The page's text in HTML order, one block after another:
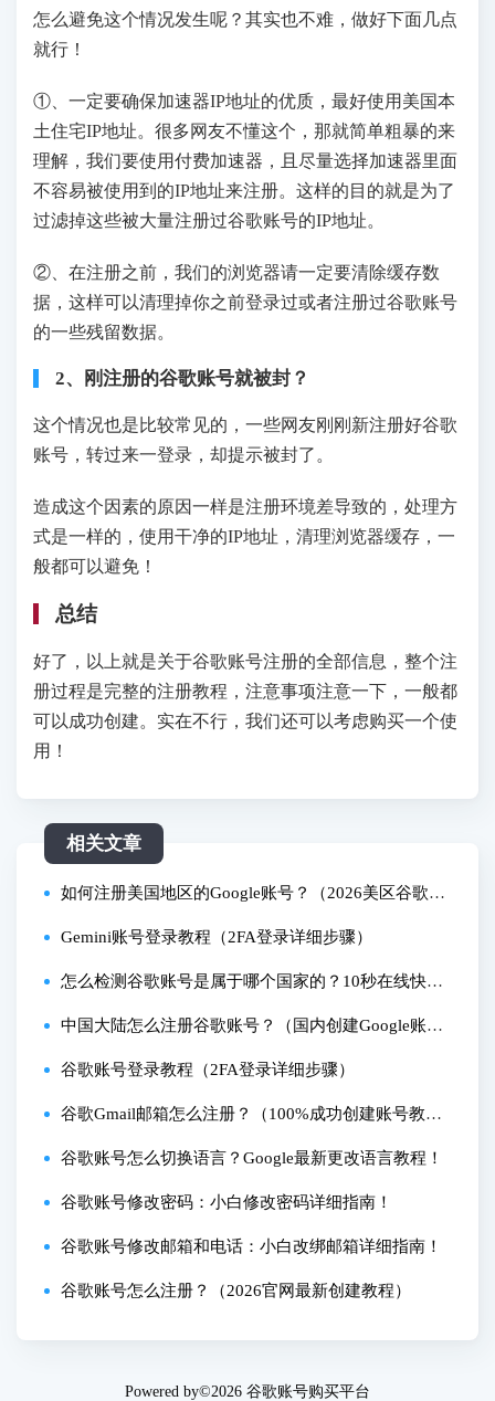
怎么避免这个情况发生呢？其实也不难，做好下面几点
就行！
①、一定要确保加速器IP地址的优质，最好使用美国本
土住宅IP地址。很多网友不懂这个，那就简单粗暴的来
理解，我们要使用付费加速器，且尽量选择加速器里面
不容易被使用到的IP地址来注册。这样的目的就是为了
过滤掉这些被大量注册过谷歌账号的IP地址。
②、在注册之前，我们的浏览器请一定要清除缓存数
据，这样可以清理掉你之前登录过或者注册过谷歌账号
的一些残留数据。
2、刚注册的谷歌账号就被封？
这个情况也是比较常见的，一些网友刚刚新注册好谷歌
账号，转过来一登录，却提示被封了。
造成这个因素的原因一样是注册环境差导致的，处理方
式是一样的，使用干净的IP地址，清理浏览器缓存，一
般都可以避免！
总结
好了，以上就是关于谷歌账号注册的全部信息，整个注
册过程是完整的注册教程，注意事项注意一下，一般都
可以成功创建。实在不行，我们还可以考虑购买一个使
用！
相关文章
如何注册美国地区的Google账号？（2026美区谷歌账
号创建教程）
Gemini账号登录教程（2FA登录详细步骤）
怎么检测谷歌账号是属于哪个国家的？10秒在线快捷
查询法！
中国大陆怎么注册谷歌账号？（国内创建Google账号
详细教程）
谷歌账号登录教程（2FA登录详细步骤）
谷歌Gmail邮箱怎么注册？（100%成功创建账号教
程）
谷歌账号怎么切换语言？Google最新更改语言教程！
谷歌账号修改密码：小白修改密码详细指南！
谷歌账号修改邮箱和电话：小白改绑邮箱详细指南！
谷歌账号怎么注册？（2026官网最新创建教程）
Powered by©2026 谷歌账号购买平台